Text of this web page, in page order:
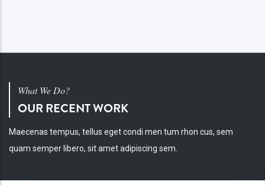
What We Do?
OUR RECENT WORK
Maecenas tempus, tellus eget condi men tum rhon cus, sem
quam semper libero, sit amet adipiscing sem.